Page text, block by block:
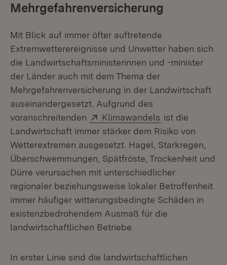
Mehrgefahrenversicherung
Mit Blick auf immer öfter auftretende
Extremwetterereignisse und Unwetter haben sich
die Landwirtschaftsministerinnen und -minister
der Länder auch mit dem Thema der
Mehrgefahrenversicherung in der Landwirtschaft
auseinandergesetzt. Aufgrund des
voranschreitenden
Extern:
Klimawandels (Öffnet in
ist die
Landwirtschaft immer stärker dem Risiko von
Wetterextremen ausgesetzt. Hagel, Starkregen,
Überschwemmungen, Spätfröste, Trockenheit und
Dürre verursachen mit unterschiedlicher
regionaler beziehungsweise lokaler Betroffenheit
immer häufiger witterungsbedingte Schäden in
existenzbedrohendem Ausmaß für die
landwirtschaftlichen Betriebe.
In erster Linie sind die landwirtschaftlichen